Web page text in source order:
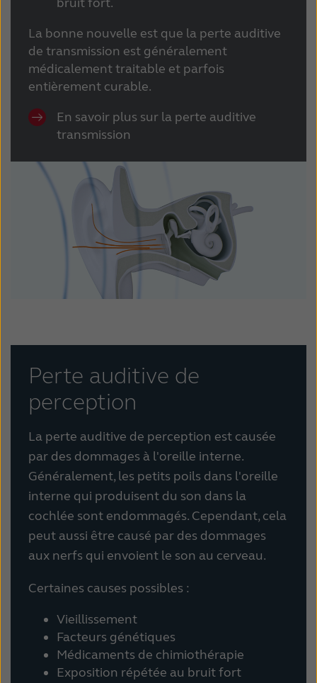
Latinoamérica
New Zealand Norge
Schweiz Suisse
Suomi
Türkçe United Kingdom
عربي
La bonne nouvelle est que la perte auditive
de transmission est généralement
médicalement traitable et parfois
entièrement curable.
En savoir plus sur la perte auditive
transmission
Perte auditive de
perception
La perte auditive de perception est causée
par des dommages à l'oreille interne.
Généralement, les petits poils dans l'oreille
interne qui produisent du son dans la
cochlée sont endommagés. Cependant, cela
peut aussi être causé par des dommages
aux nerfs qui envoient le son au cerveau.
Certaines causes possibles :
Vieillissement
Facteurs génétiques
Médicaments de chimiothérapie
Exposition répétée au bruit fort